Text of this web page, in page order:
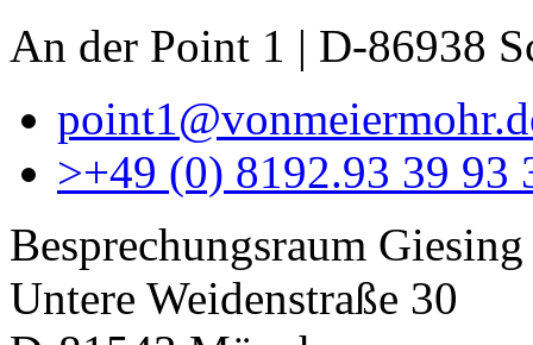
An der Point 1 | D-86938
>+49 (0) 8192.93 39 93
Besprechungsraum Giesing
Untere Weidenstraße 30